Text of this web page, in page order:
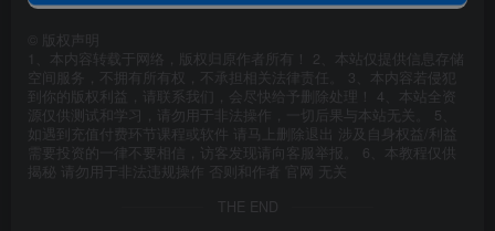
版权声明
1、本内容转载于网络，版权归原作者所有！ 2、本站仅提供信息存储
空间服务，不拥有所有权，不承担相关法律责任。 3、本内容若侵犯
到你的版权利益，请联系我们，会尽快给予删除处理！ 4、本站全资
源仅供测试和学习，请勿用于非法操作，一切后果与本站无关。 5、
如遇到充值付费环节课程或软件 请马上删除退出 涉及自身权益/利益
需要投资的一律不要相信，访客发现请向客服举报。 6、本教程仅供
揭秘 请勿用于非法违规操作 否则和作者 官网 无关
THE END